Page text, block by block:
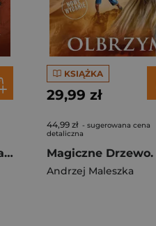
Magiczne Drzewo. Zaginiona para
KSIĄŻKA
29,99 zł
44,99 zł - sugerowana cena
detaliczna
Andrzej Maleszka